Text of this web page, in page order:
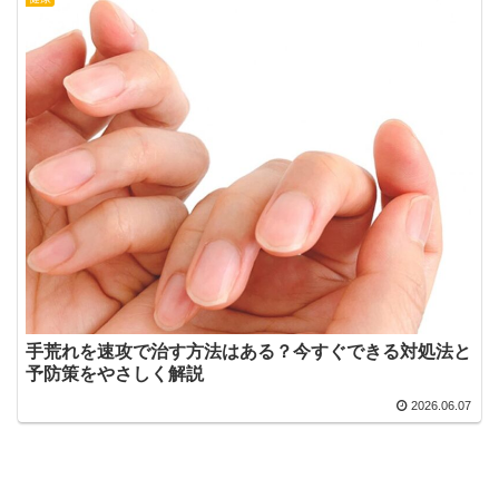
手荒れを速攻で治す方法はある？今すぐできる対処法と
予防策をやさしく解説
2026.06.07